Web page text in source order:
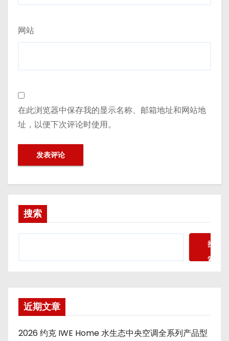
网站
在此浏览器中保存我的显示名称、邮箱地址和网站地
址，以便下次评论时使用。
搜索
搜
索
近期文章
2026 约克 IWE Home 水生态中央空调全系列产品型